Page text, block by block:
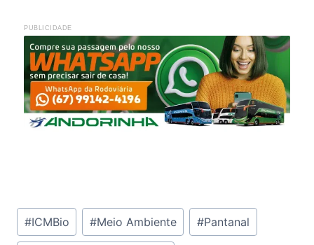
PUBLICIDADE
Tags
do
#ICMBio #Meio Ambiente #Pantanal